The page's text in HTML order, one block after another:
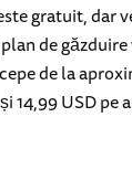
gratuit, dar
de găzduire
de la
14,99 USD pe